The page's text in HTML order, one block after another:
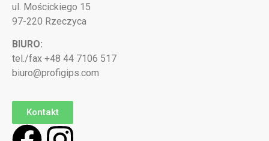
ul. Mościckiego 15
97-220 Rzeczyca
BIURO:
tel./fax +48 44 7106 517
biuro@profigips.com
Kontakt